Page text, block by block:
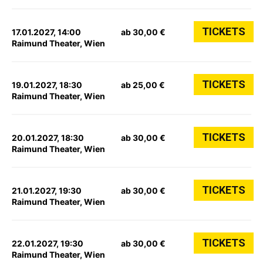
17.01.2027, 14:00
Raimund Theater, Wien
ab 30,00 € TICKETS
19.01.2027, 18:30
Raimund Theater, Wien
ab 25,00 € TICKETS
20.01.2027, 18:30
Raimund Theater, Wien
ab 30,00 € TICKETS
21.01.2027, 19:30
Raimund Theater, Wien
ab 30,00 € TICKETS
22.01.2027, 19:30
Raimund Theater, Wien
ab 30,00 € TICKETS